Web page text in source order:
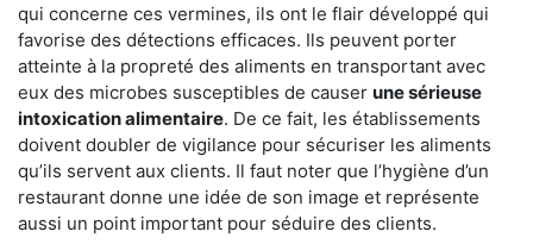
qui concerne ces vermines, ils ont le flair développé qui
favorise des détections efficaces. Ils peuvent porter
atteinte à la propreté des aliments en transportant avec
eux des microbes susceptibles de causer une sérieuse
intoxication alimentaire. De ce fait, les établissements
doivent doubler de vigilance pour sécuriser les aliments
qu’ils servent aux clients. Il faut noter que l’hygiène d’un
restaurant donne une idée de son image et représente
aussi un point important pour séduire des clients.